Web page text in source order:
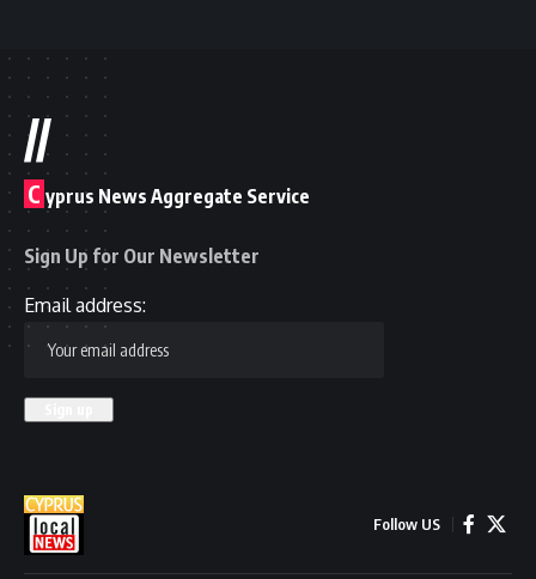
//
C yprus News Aggregate Service
Sign Up for Our Newsletter
Email address:
Follow US